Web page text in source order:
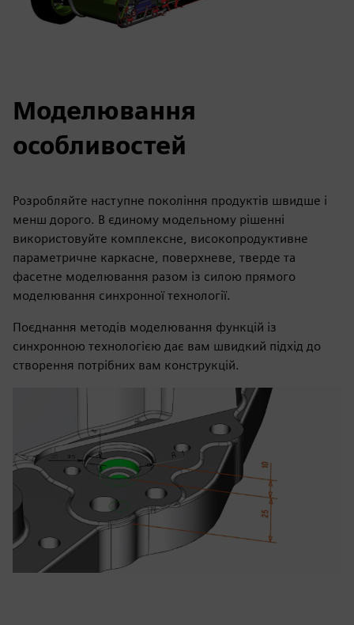
Моделювання
особливостей
Розробляйте наступне покоління продуктів швидше і
менш дорого. В єдиному модельному рішенні
використовуйте комплексне, високопродуктивне
параметричне каркасне, поверхневе, тверде та
фасетне моделювання разом із силою прямого
моделювання синхронної технології.
Поєднання методів моделювання функцій із
синхронною технологією дає вам швидкий підхід до
створення потрібних вам конструкцій.